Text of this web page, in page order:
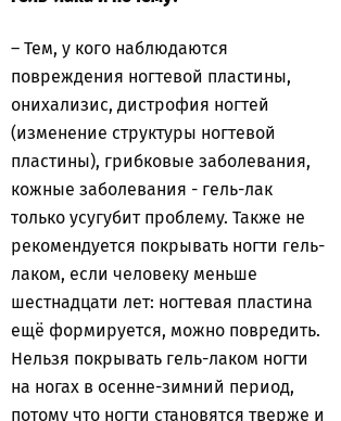
– Тем, у кого наблюдаются
повреждения ногтевой пластины,
онихализис, дистрофия ногтей
(изменение структуры ногтевой
пластины), грибковые заболевания,
кожные заболевания - гель-лак
только усугубит проблему. Также не
рекомендуется покрывать ногти гель-
лаком, если человеку меньше
шестнадцати лет: ногтевая пластина
ещё формируется, можно повредить.
Нельзя покрывать гель-лаком ногти
на ногах в осенне-зимний период,
потому что ногти становятся тверже и